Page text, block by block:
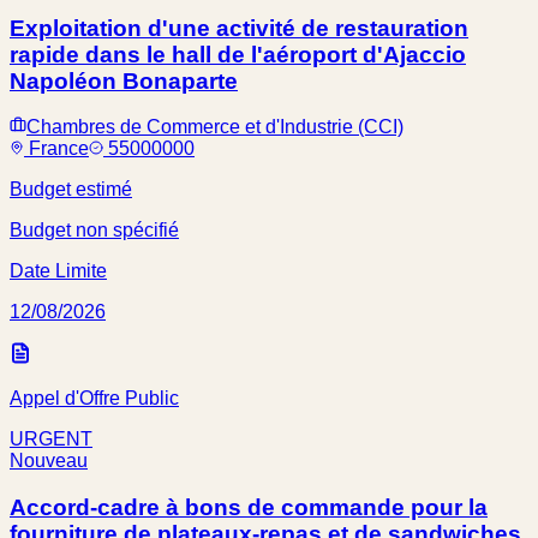
Exploitation d'une activité de restauration
rapide dans le hall de l'aéroport d'Ajaccio
Napoléon Bonaparte
Chambres de Commerce et d'Industrie (CCI)
France
55000000
Budget estimé
Budget non spécifié
Date Limite
12/08/2026
Appel d'Offre Public
URGENT
Nouveau
Accord-cadre à bons de commande pour la